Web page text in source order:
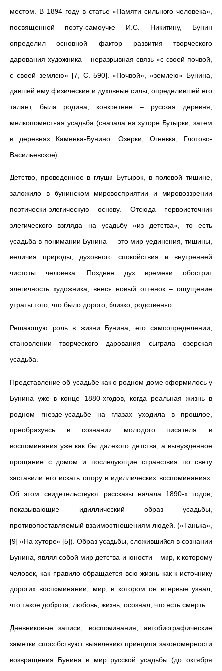
местом. В 1894 году в статье «Памяти сильного человека»,
посвященной поэту-самоучке И.С. Никитину, Бунин
определил основной фактор развития творческого
дарования художника – неразрывная связь «с своей почвой,
с своей землею» [7, С. 590]. «Почвой», «землею» Бунина,
давшей ему физические и духовные силы, определившей его
талант, была родина, конкретнее – русская деревня,
мелкопоместная усадьба (сначала на хуторе Бутырки, затем
в деревнях Каменка-Бунино, Озерки, Огневка, Глотово-
Васильевское).
Детство, проведенное в глуши Бутырок, в полевой тишине,
заложило в бунинском мировосприятии и мировоззрении
поэтически-элегическую основу. Отсюда первоисточник
элегического взгляда на усадьбу «из детства», то есть
усадьба в понимании Бунина — это мир уединения, тишины,
величия природы, духовного спокойствия и внутренней
чистоты человека. Позднее дух времени обострит
элегичность художника, внеся новый оттенок – ощущение
утраты того, что было дорого, близко, родственно.
Решающую роль в жизни Бунина, его самоопределении,
становлении творческого дарования сыграла озерская
усадьба.
Представление об усадьбе как о родном доме оформилось у
Бунина уже в конце 1880-хгодов, когда реальная жизнь в
родном гнезде-усадьбе на глазах уходила в прошлое,
преобразуясь в сознании молодого писателя в
воспоминания уже как бы далекого детства, а вынужденное
прощание с домом и последующие странствия по свету
заставили его искать опору в идиллических воспоминаниях.
Об этом свидетельствуют рассказы начала 1890-х годов,
показывающие идиллический образ усадьбы,
противопоставляемый взаимоотношениям людей. («Танька»,
[9] «На хуторе» [5]). Образ усадьбы, сложившийся в сознании
Бунина, являл собой мир детства и юности – мир, к которому
человек, как правило обращается всю жизнь как к источнику
дорогих воспоминаний, мир, в котором он впервые узнал,
что такое доброта, любовь, жизнь, осознал, что есть смерть.
Дневниковые записи, воспоминания, автобиографические
заметки способствуют выявлению принципа закономерности
возвращения Бунина в мир русской усадьбы (до октября